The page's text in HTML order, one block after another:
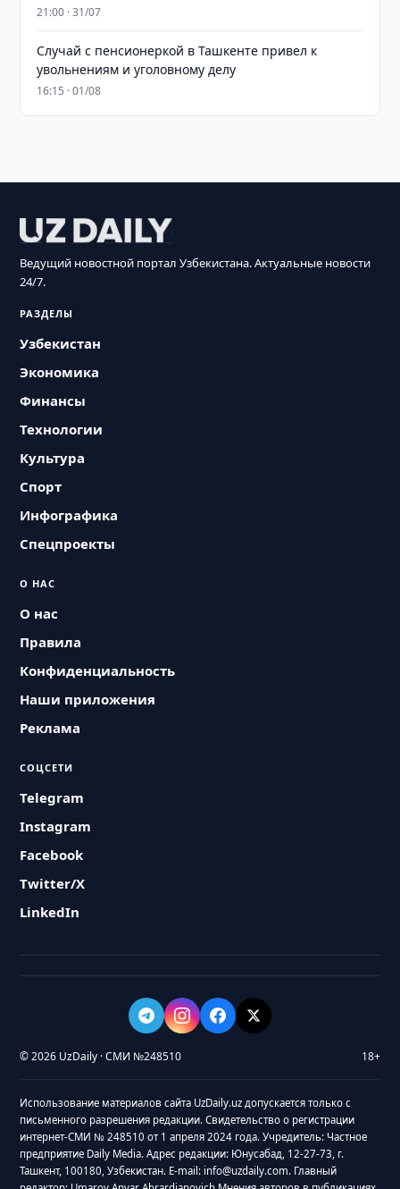
21:00 · 31/07
Случай с пенсионеркой в Ташкенте привел к
увольнениям и уголовному делу
16:15 · 01/08
Ведущий новостной портал Узбекистана. Актуальные новости
24/7.
РАЗДЕЛЫ
Узбекистан
Экономика
Финансы
Технологии
Культура
Спорт
Инфографика
Спецпроекты
О НАС
О нас
Правила
Конфиденциальность
Наши приложения
Реклама
СОЦСЕТИ
Telegram
Instagram
Facebook
Twitter/X
LinkedIn
© 2026 UzDaily · СМИ №248510 18+
Использование материалов сайта UzDaily.uz допускается только с
письменного разрешения редакции. Свидетельство о регистрации
интернет-СМИ № 248510 от 1 апреля 2024 года. Учредитель: Частное
предприятие Daily Media. Адрес редакции: Юнусабад, 12-27-73, г.
Ташкент, 100180, Узбекистан. E-mail: info@uzdaily.com. Главный